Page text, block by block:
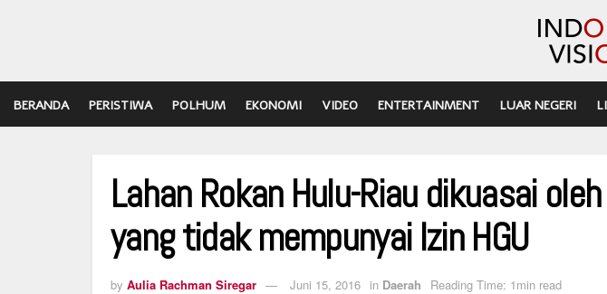
BERANDA PERISTIWA POLHUM EKONOMI VIDEO ENTERTAINMENT LUAR NEGERI
Lahan Rokan Hulu-Riau dikuasai
yang tidak mempunyai Izin HGU
by Aulia Rachman Siregar Juni 15, 2016 in Daerah Reading Time: 1min read